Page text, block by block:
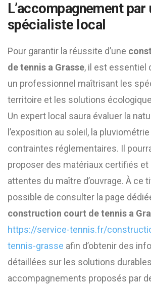
L’accompagnement par
spécialiste local
Pour garantir la réussite d’une
de tennis a Grasse, il est essentiel
un professionnel maîtrisant les
territoire et les solutions
Un expert local saura évaluer la
l’exposition au soleil, la
contraintes réglementaires. Il
proposer des matériaux certifiés et
attentes du maître d’ouvrage. À ce
possible de consulter la page
construction court de tennis a
https://service-tennis.fr/
tennis-grasse afin d’obtenir des
détaillées sur les solutions
accompagnements proposés par